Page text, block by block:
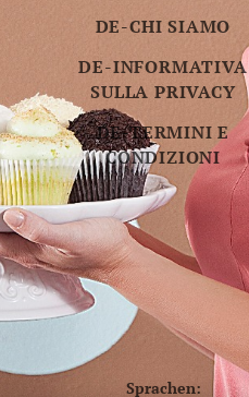
DE-CHI SIAMO
DE-INFORMATIVA
SULLA PRIVACY
DE-TERMINI E
CONDIZIONI
Sprachen